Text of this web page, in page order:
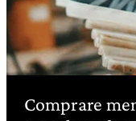
Comprare